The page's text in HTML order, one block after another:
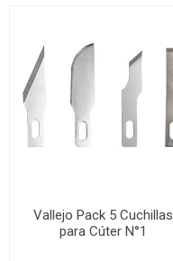
Vallejo Pack 5 Cuchillas
para Cúter N°1